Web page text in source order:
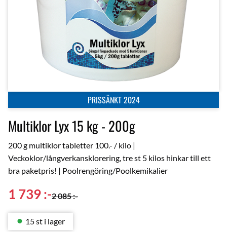
PRISSÄNKT 2024
Multiklor Lyx 15 kg - 200g
200 g multiklor tabletter 100.- / kilo |
Veckoklor/långverkansklorering, tre st 5 kilos hinkar till ett
bra paketpris! | Poolrengöring/Poolkemikalier
Nedsatt pris:
1 739:-Ordinarie pris:
2 085:-
15 st i lager